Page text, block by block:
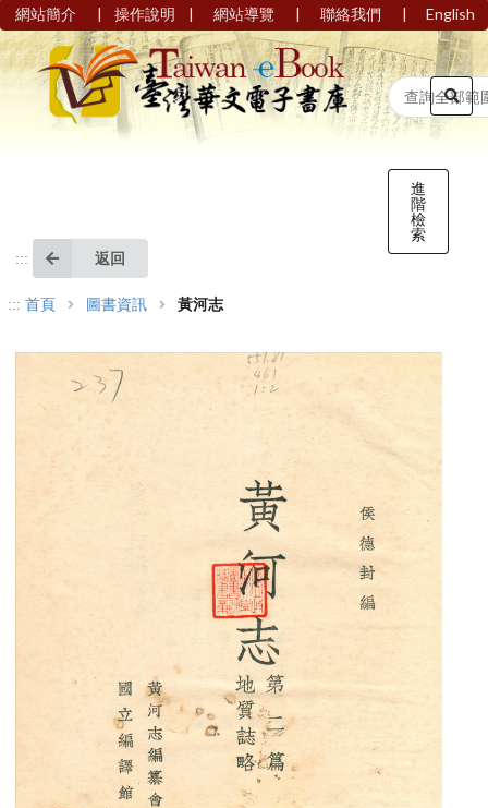
網站簡介 | 操作說明 | 網站導覽 | 聯絡我們 | English
進
階
檢
索
::: 返回
::: 首頁 圖書資訊 黃河志